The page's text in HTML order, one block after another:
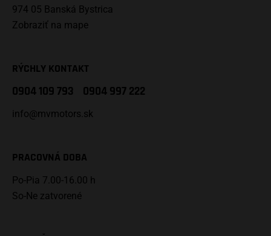
974 05 Banská Bystrica
Zobraziť na mape
RÝCHLY KONTAKT
0904 109 793 0904 997 222
info@mvmotors.sk
PRACOVNÁ DOBA
Po-Pia 7.00-16.00 h
So-Ne zatvorené